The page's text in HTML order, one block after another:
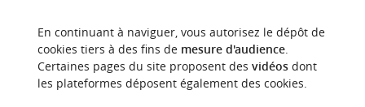
Poppy Céramique
POPPY CÉRAMIQUE CAFÉ – LA ROCHELLE,
CŒUR DE LA NOUVELLE-AQUITAINE Un
Made by Me
Un café créatif
plein centre-ville
En continuant à naviguer, vous autorisez le dépôt de
cookies tiers à des fins de mesure d'audience.
Certaines pages du site proposent des vidéosdont
les plateformes déposent également des cookies.